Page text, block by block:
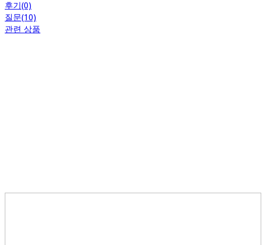
후기(0)
질문(10)
관련 상품